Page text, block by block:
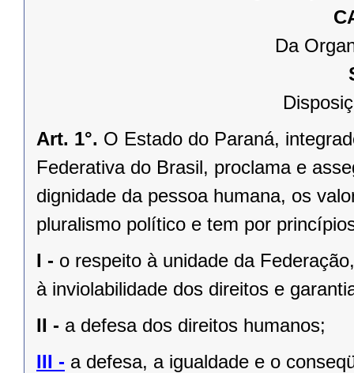
Da
Art. 1°. O Estado do Paraná,
Federativa do Brasil, proclama e
dignidade da pessoa humana, os
pluralismo político e tem por
I - o respeito à unidade da
à inviolabilidade dos direitos e
II - a defesa dos direitos humanos;
III - a defesa, a igualdade e o